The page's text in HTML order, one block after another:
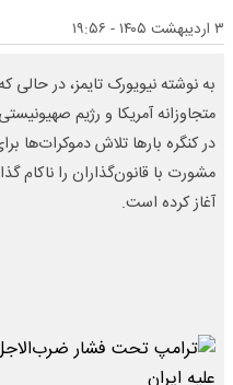
۳ اردیبهشت ۱۴۰۵ - ۱۹:۵۶
به نوشته نیویورک تایمز، در
متجاوزانه آمریکا و رژیم
در کنگره بارها تلاش دموکرات‌ها
مشورت با قانون‌گذاران را ناکام
آغاز کرده است.